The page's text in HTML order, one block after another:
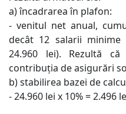
a) încadrarea în plafon:
- venitul net anual,
decât 12 salarii
24.960 lei). Rezultă că
contribuția de asigurări
b) stabilirea bazei de
- 24.960 lei x 10% = 2.496